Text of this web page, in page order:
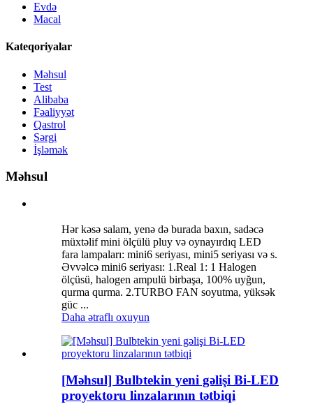
Evdə
Macal
Kateqoriyalar
Məhsul
Test
Alibaba
Fəaliyyət
Qastrol
Sərgi
İşləmək
Məhsul
Hər kəsə salam, yenə də burada baxın, sadəcə
müxtəlif mini ölçülü pluy və oynayırdıq LED
fara lampaları: mini6 seriyası, mini5 seriyası və s.
Əvvəlcə mini6 seriyası: 1.Real 1: 1 Halogen
ölçüsü, halogen ampulü birbaşa, 100% uyğun,
qurma qurma. 2.TURBO FAN soyutma, yüksək
güc ...
Daha ətraflı oxuyun
[Məhsul] Bulbtekin yeni gəlişi Bi-LED
proyektoru linzalarının tətbiqi